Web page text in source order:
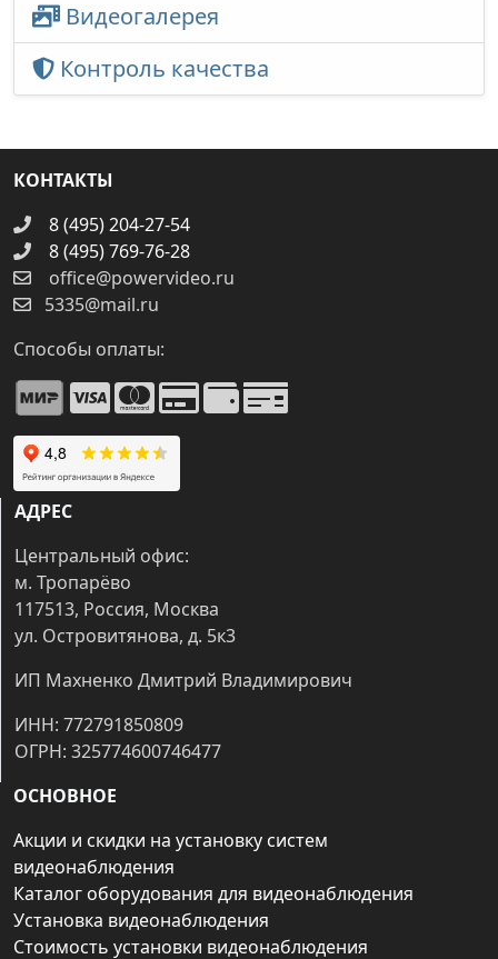
Видеогалерея
Контроль качества
КОНТАКТЫ
8 (495) 204-27-54
8 (495) 769-76-28
office@powervideo.ru
5335@mail.ru
Способы оплаты:
АДРЕС
Центральный офис:
м. Тропарёво
117513, Россия, Москва
ул. Островитянова, д. 5к3
ИП Махненко Дмитрий Владимирович
ИНН: 772791850809
ОГРН: 325774600746477
ОСНОВНОЕ
Акции и скидки на установку систем
видеонаблюдения
Каталог оборудования для видеонаблюдения
Установка видеонаблюдения
Стоимость установки видеонаблюдения